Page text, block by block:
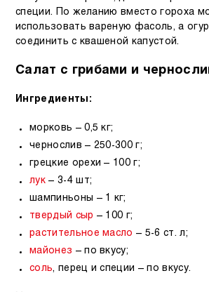
специи. По желанию вместо гороха
использовать вареную фасоль, а
соединить с квашеной капустой.
Салат с грибами и
Ингредиенты:
морковь – 0,5 кг;
чернослив – 250-300 г;
грецкие орехи – 100 г;
лук– 3-4 шт;
шампиньоны – 1 кг;
твердый сыр – 100 г;
растительное масло – 5-6 ст. л;
майонез – по вкусу;
соль, перец и специи – по вкусу.